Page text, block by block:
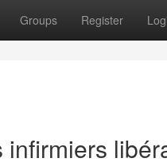
Groups Register